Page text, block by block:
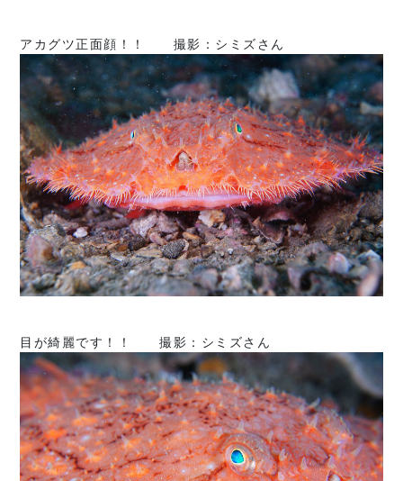
アカグツ正面顔！！ 撮影：シミズさん
目が綺麗です！！ 撮影：シミズさん